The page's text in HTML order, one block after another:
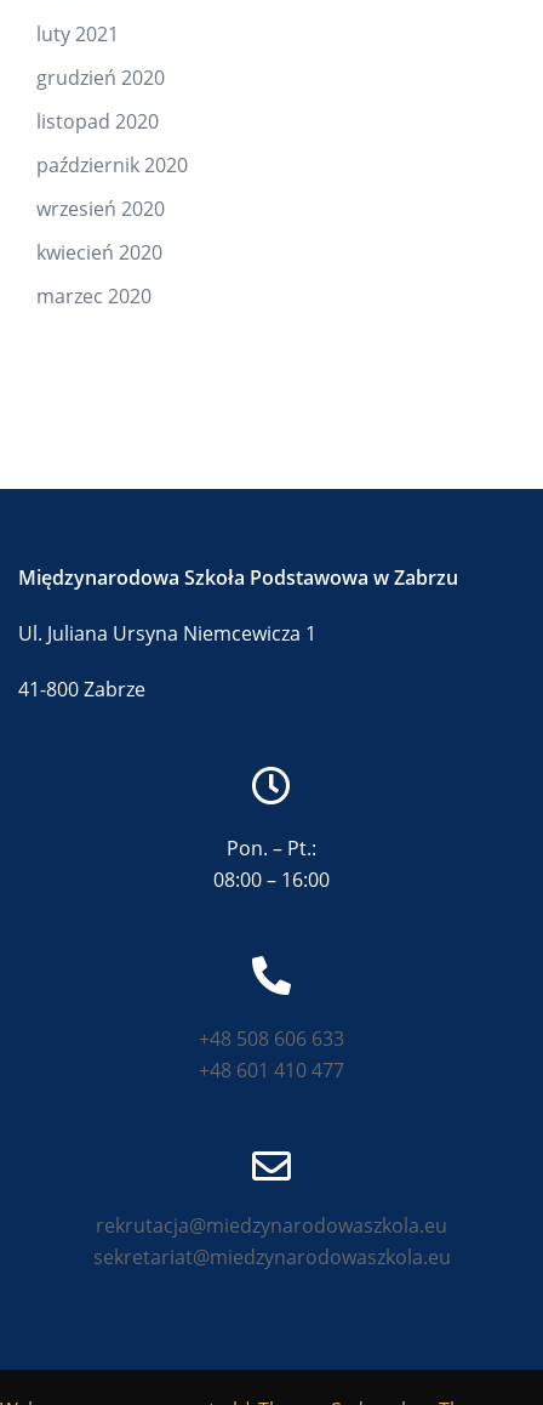
luty 2021
grudzień 2020
listopad 2020
październik 2020
wrzesień 2020
kwiecień 2020
marzec 2020
Międzynarodowa Szkoła Podstawowa w Zabrzu
Ul. Juliana Ursyna Niemcewicza 1
41-800 Zabrze
Pon. – Pt.:
08:00 – 16:00
+48 508 606 633
+48 601 410 477
rekrutacja@miedzynarodowaszkola.eu
sekretariat@miedzynarodowaszkola.eu